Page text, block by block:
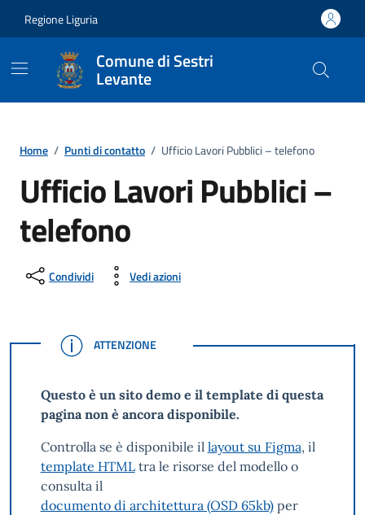
Regione Liguria
Comune di Sestri
Levante
Home / Punti di contatto / Ufficio Lavori Pubblici – telefono
Ufficio Lavori Pubblici –
telefono
Condividi Vedi azioni
ATTENZIONE
ATTENZIONE
Questo è un sito demo e il template di questa
pagina non è ancora disponibile.
Controlla se è disponibile il layout su Figma, il
template HTMLtra le risorse del modello o
consulta il
documento di architettura (OSD 65kb)per